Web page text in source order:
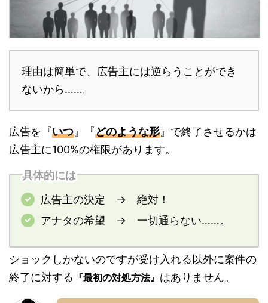
理由は簡単で、広告主には逆らうことができ
ないから……。
広告を『いつ 』『どのような形 』で終了させるかは
広告主に100%の権限があります。
具体的には
広告主の決定 → 絶対！
アナタの希望 → 一切通らない……。
ショックしかないのですが受け入れる以外に案件の
終了に対する 『最初の対処方法』 はありません。